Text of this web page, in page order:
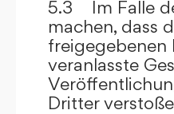
5.3 Im Falle
machen, dass
freigegebenen
veranlasste
Dritter